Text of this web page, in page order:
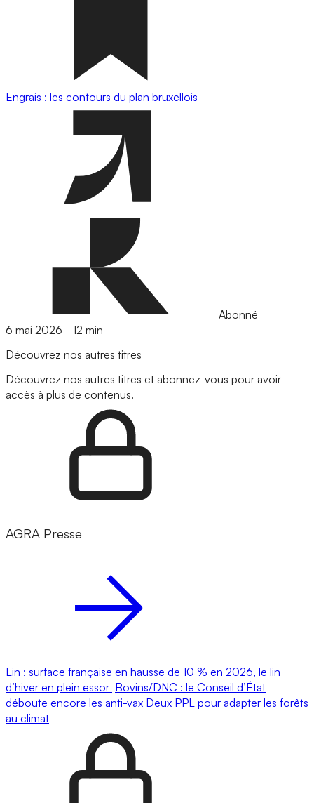
Engrais : les contours du plan bruxellois
Abonné
6 mai 2026 - 12 min
Découvrez nos autres titres
Découvrez nos autres titres et abonnez-vous pour avoir
accès à plus de contenus.
AGRA Presse
Lin : surface française en hausse de 10 % en 2026, le lin
d’hiver en plein essor Bovins/DNC : le Conseil d’État
déboute encore les anti-vax Deux PPL pour adapter les forêts
au climat